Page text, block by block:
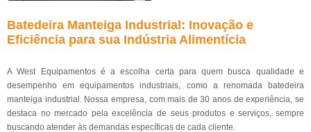
Batedeira Manteiga Industrial: Inovação e
Eficiência para sua Indústria Alimentícia
A West Equipamentos é a escolha certa para quem busca qualidade e
desempenho em equipamentos industriais, como a renomada batedeira
manteiga industrial. Nossa empresa, com mais de 30 anos de experiência, se
destaca no mercado pela excelência de seus produtos e serviços, sempre
buscando atender às demandas específicas de cada cliente.